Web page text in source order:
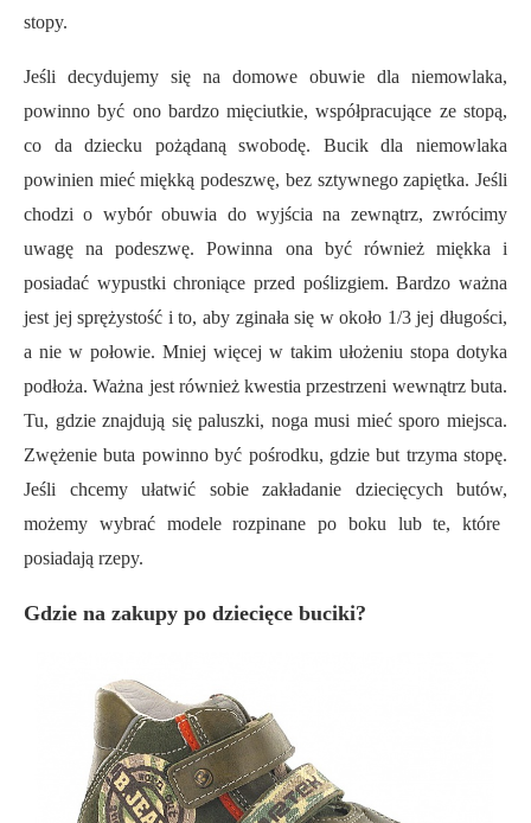
stopy.
Jeśli decydujemy się na domowe obuwie dla niemowlaka,
powinno być ono bardzo mięciutkie, współpracujące ze stopą,
co da dziecku pożądaną swobodę. Bucik dla niemowlaka
powinien mieć miękką podeszwę, bez sztywnego zapiętka. Jeśli
chodzi o wybór obuwia do wyjścia na zewnątrz, zwrócimy
uwagę na podeszwę. Powinna ona być również miękka i
posiadać wypustki chroniące przed poślizgiem.Bardzo ważna
jest jej sprężystość i to, aby zginała się w około 1/3jej długości,
a nie w połowie. Mniej więcej w takim ułożeniu stopa dotyka
podłoża. Ważna jest również kwestiaprzestrzeni wewnątrz buta.
Tu, gdzieznajdują się paluszki, noga musi mieć sporo miejsca.
Zwężenie buta powinno być pośrodku, gdzie but trzyma stopę.
Jeśli chcemy ułatwić sobiezakładanie dziecięcych butów,
możemy wybrać modelerozpinane po boku lub te, które
posiadają rzepy.
Gdzie na zakupy po dziecięce buciki?